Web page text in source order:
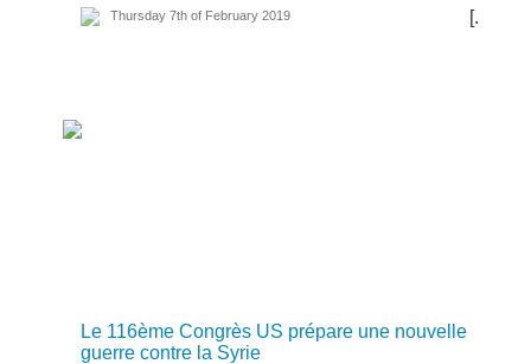
Thursday 7th of February 2019 [...]
Le 116ème Congrès US prépare une nouvelle
guerre contre la Syrie